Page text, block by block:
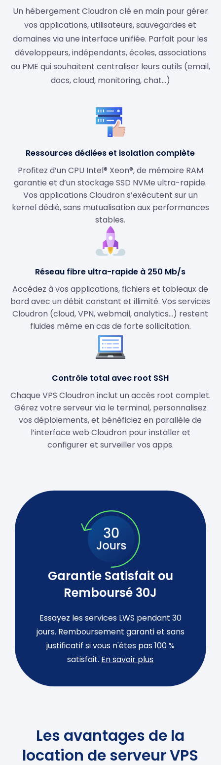
Un hébergement Cloudron clé en main pour gérer
vos applications, utilisateurs, sauvegardes et
domaines via une interface unifiée. Parfait pour les
développeurs, indépendants, écoles, associations
ou PME qui souhaitent centraliser leurs outils (email,
docs, cloud, monitoring, chat…)
Ressources dédiées et isolation complète
Profitez d’un CPU Intel® Xeon®, de mémoire RAM
garantie et d’un stockage SSD NVMe ultra-rapide.
Vos applications Cloudron s’exécutent sur un
kernel dédié, sans mutualisation aux performances
stables.
Réseau fibre ultra-rapide à 250 Mb/s
Accédez à vos applications, fichiers et tableaux de
bord avec un débit constant et illimité. Vos services
Cloudron (cloud, VPN, webmail, analytics…) restent
fluides même en cas de forte sollicitation.
Contrôle total avec root SSH
Chaque VPS Cloudron inclut un accès root complet.
Gérez votre serveur via le terminal, personnalisez
vos déploiements, et bénéficiez en parallèle de
l’interface web Cloudron pour installer et
configurer et surveiller vos apps.
Garantie Satisfait ou
Remboursé 30J
Essayez les services LWS pendant 30
jours. Remboursement garanti et sans
justificatif si vous n'êtes pas 100 %
satisfait. En savoir plus
Les avantages de la
location de serveur VPS